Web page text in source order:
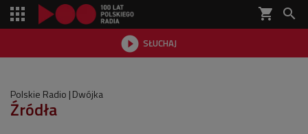
shopping_cart 
 SŁUCHAJ

Polskie Radio Dwójka
Źródła